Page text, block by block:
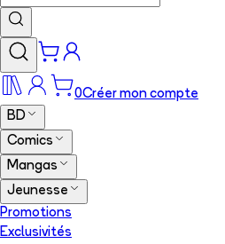
0Créer mon compte
BD
Comics
Mangas
Jeunesse
Promotions
Exclusivités